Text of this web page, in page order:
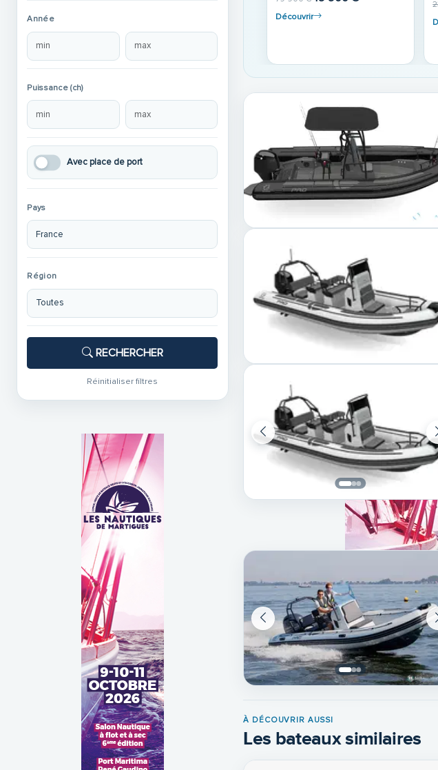
Année
Puissance (ch)
Avec place de port
Pays
Région
RECHERCHER
Réinitialiser filtres
900 € Découvrir
À DÉCOUVRIR AUSSI
Les bateaux similaires